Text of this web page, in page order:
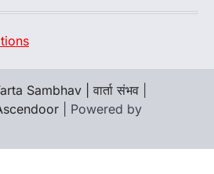
Sambhav | वार्ता संभव
| Powered by